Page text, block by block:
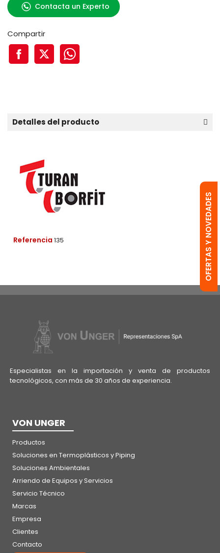
Contacta un Experto
Compartir
Detalles del producto
Referencia 135
Especialistas en la importación y venta de productos
tecnológicos, con más de 30 años de experiencia.
OFERTAS Y NOVEDADES
VON UNGER
Productos
Soluciones en Termoplásticos y Piping
Soluciones Ambientales
Arriendo de Equipos y Servicios
Servicio Técnico
Marcas
Empresa
Clientes
Contacto